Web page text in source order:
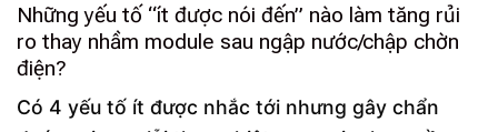
Những yếu tố “ít được nói đến” nào làm tăng rủi
ro thay nhầm module sau ngập nước/chập chờn
điện?
Có 4 yếu tố ít được nhắc tới nhưng gây chẩn